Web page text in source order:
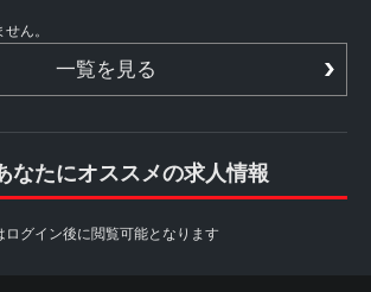
ん。
一覧を見る
なたにオススメの求人情報
ログイン後に閲覧可能となります